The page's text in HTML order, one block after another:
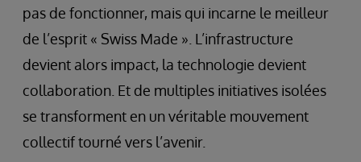
pas de fonctionner, mais qui incarne le meilleur
de l’esprit « Swiss Made ». L’infrastructure
devient alors impact, la technologie devient
collaboration. Et de multiples initiatives isolées
se transforment en un véritable mouvement
collectif tourné vers l’avenir.